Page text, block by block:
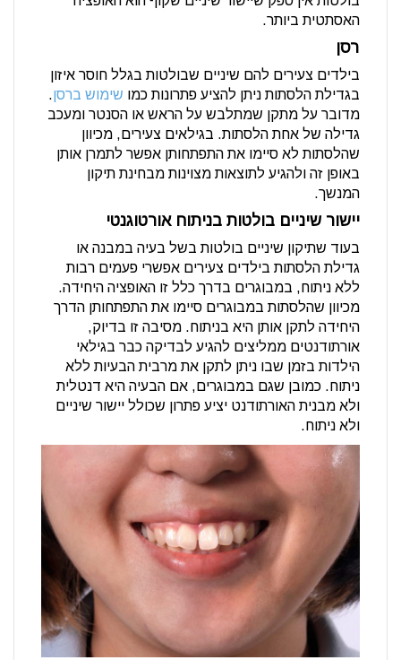
האסתטית ביותר.
רסן
בילדים צעירים להם שיניים שבולטות בגלל חוסר איזון
בגדילת הלסתות ניתן להציע פתרונות כמו שימוש ברסן.
מדובר על מתקן שמתלבש על הראש או הסנטר ומעכב
גדילה של אחת הלסתות. בגילאים צעירים, מכיוון
שהלסתות לא סיימו את התפתחותן אפשר לתמרן אותן
באופן זה ולהגיע לתוצאות מצוינות מבחינת תיקון
המנשך.
יישור שיניים בולטות בניתוח אורטוגנטי
בעוד שתיקון שיניים בולטות בשל בעיה במבנה או
גדילת הלסתות בילדים צעירים אפשרי פעמים רבות
ללא ניתוח, במבוגרים בדרך כלל זו האופציה היחידה.
מכיוון שהלסתות במבוגרים סיימו את התפתחותן הדרך
היחידה לתקן אותן היא בניתוח. מסיבה זו בדיוק,
אורתודנטים ממליצים להגיע לבדיקה כבר בגילאי
הילדות בזמן שבו ניתן לתקן את מרבית הבעיות ללא
ניתוח. כמובן שגם במבוגרים, אם הבעיה היא דנטלית
ולא מבנית האורתודנט יציע פתרון שכולל יישור שיניים
ולא ניתוח.